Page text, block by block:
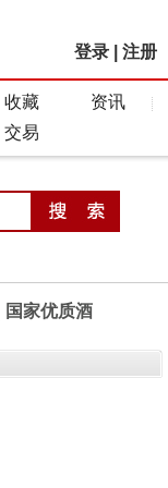
登录 注册
收藏
资讯
交易
国家优质酒